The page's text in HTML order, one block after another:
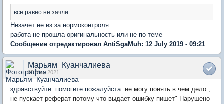
все равно не зачли
Незачет не из за нормоконтроля
работа не прошла оригинальность или не по теме
Сообщение отредактировал AntiSgaMuh: 12 July 2019 - 09:21
Марьям_Куанчалиева
05 May 2021
здравствуйте. помогите пожалуйста. не могу понять в чем дело ,
не пускает реферат потому что выдает ошибку пишет" Нарушено